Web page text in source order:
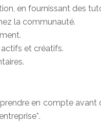
en fournissant des
la communauté.
et créatifs.
en compte avant